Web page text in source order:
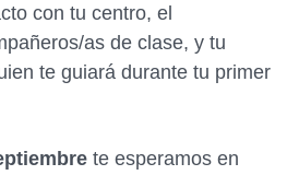
con tu centro, el
as de clase, y tu
te guiará durante tu primer
te esperamos en